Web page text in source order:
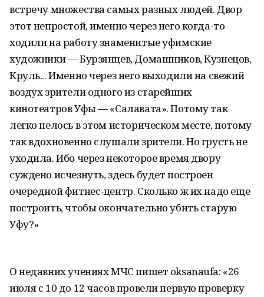
встречу множества самых разных людей. Двор
этот непростой, именно через него когда-то
ходили на работу знаменитые уфимские
художники — Бурзянцев, Домашников, Кузнецов,
Круль... Именно через него выходили на свежий
воздух зрители одного из старейших
кинотеатров Уфы — «Салавата». Потому так
легко пелось в этом историческом месте, потому
так вдохновенно слушали зрители. Но грусть не
уходила. Ибо через некоторое время двору
суждено исчезнуть, здесь будет построен
очередной фитнес-центр. Сколько ж их надо еще
построить, чтобы окончательно убить старую
Уфу?»
О недавних учениях МЧС пишет oksanaufa: «26
июля с 10 до 12 часов провели первую проверку